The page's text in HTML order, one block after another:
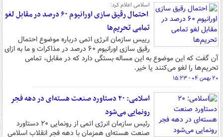
اسلامی اعلام کرد:
احتمال رقیق سازی اورانیوم ۶۰ درصد در مقابل لغو
تمامی تحریم‌ها
رییس سازمان انرژی اتمی درباره موضوع احتمال
رقیق سازی اورانیوم ۶۰ درصد در مذاکرات و ما به ازای
آن گفت که این موضوع به این مساله بستگی دارد که در مقابل، تمامی
تحریم‌ها را لغو می‌کنند یا خیر.
۲۰ بهمن ۰۴ - ۱۵:۲۳
اسلامی: ۲۰ دستاورد صنعت هسته‌ای در دهه فجر
رونمایی می‌شود
رئیس سازمان انرژی اتمی از رونمایی ۲۰ دستاورد
صنعت هسته‌ای همزمان با دهه فجر انقلاب اسلامی